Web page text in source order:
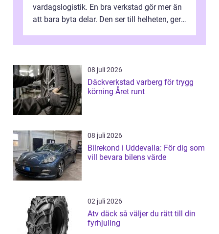
vardagslogistik. En bra verkstad gör mer än
att bara byta delar. Den ser till helheten, ger
08 juli 2026
Däckverkstad varberg för trygg
körning Året runt
08 juli 2026
Bilrekond i Uddevalla: För dig som
vill bevara bilens värde
02 juli 2026
Atv däck så väljer du rätt till din
fyrhjuling